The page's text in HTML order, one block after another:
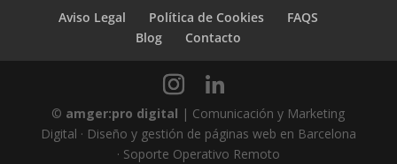
Aviso Legal Política de Cookies
FAQS
Blog
Contacto
© amger:pro digital | Comunicación y Marketing
Digital · Diseño y gestión de páginas web en Barcelona
· Soporte Operativo Remoto